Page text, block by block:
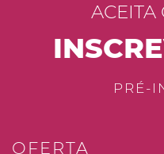
ACEITA
PRÉ-
OFERTA